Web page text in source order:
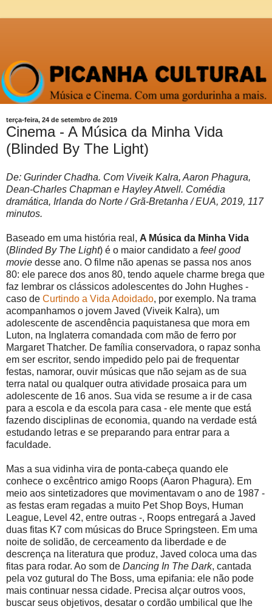
terça-feira, 24 de setembro de 2019
Cinema - A Música da Minha Vida
(Blinded By The Light)
De: Gurinder Chadha. Com Viveik Kalra, Aaron Phagura,
Dean-Charles Chapman e Hayley Atwell. Comédia
dramática, Irlanda do Norte / Grã-Bretanha / EUA, 2019, 117
minutos.
Baseado em uma história real, A Música da Minha Vida
(Blinded By The Light) é o maior candidato a feel good
movie desse ano. O filme não apenas se passa nos anos
80: ele parece dos anos 80, tendo aquele charme brega que
faz lembrar os clássicos adolescentes do John Hughes -
caso de Curtindo a Vida Adoidado, por exemplo. Na trama
acompanhamos o jovem Javed (Viveik Kalra), um
adolescente de ascendência paquistanesa que mora em
Luton, na Inglaterra comandada com mão de ferro por
Margaret Thatcher. De família conservadora, o rapaz sonha
em ser escritor, sendo impedido pelo pai de frequentar
festas, namorar, ouvir músicas que não sejam as de sua
terra natal ou qualquer outra atividade prosaica para um
adolescente de 16 anos. Sua vida se resume a ir de casa
para a escola e da escola para casa - ele mente que está
fazendo disciplinas de economia, quando na verdade está
estudando letras e se preparando para entrar para a
faculdade.
Mas a sua vidinha vira de ponta-cabeça quando ele
conhece o excêntrico amigo Roops (Aaron Phagura). Em
meio aos sintetizadores que movimentavam o ano de 1987 -
as festas eram regadas a muito Pet Shop Boys, Human
League, Level 42, entre outras -, Roops entregará a Javed
duas fitas K7 com músicas do Bruce Springsteen. Em uma
noite de solidão, de cerceamento da liberdade e de
descrença na literatura que produz, Javed coloca uma das
fitas para rodar. Ao som de Dancing In The Dark, cantada
pela voz gutural do The Boss, uma epifania: ele não pode
mais continuar nessa cidade. Precisa alçar outros voos,
buscar seus objetivos, desatar o cordão umbilical que lhe